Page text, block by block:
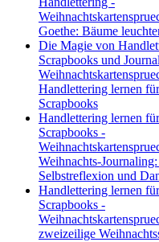
Goethe: Bäume
Die Magie von
Scrapbooks und
Handlettering lernen
Scrapbooks
Handlettering lernen
Scrapbooks -
Weihnachts-
Selbstreflexion und
Handlettering lernen
Scrapbooks -
zweizeilige